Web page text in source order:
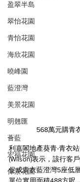
盈翠半島
翠怡花園
青怡花園
海欣花園
曉峰園
藍澄灣
美景花園
明翹匯
薈藍
宏福花園
偉景花園
568萬元購青
利嘉閣地產葵青-青衣
(Wilson)表示，該行客
促成青衣藍澄灣5座低